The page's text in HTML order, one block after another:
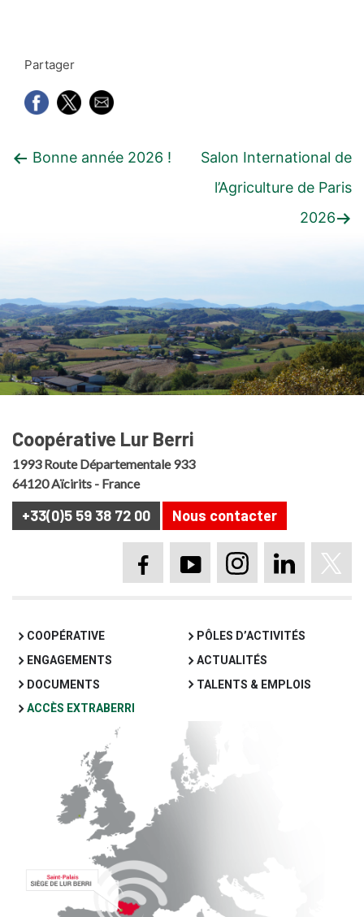
Partager
Navigation
Article
Bonne année 2026 !
Article
suivant
Salon International de
l’Agriculture de Paris
2026
Coopérative Lur Berri
1993 Route Départementale 933
64120 Aïcirits - France
+33(0)5 59 38 72 00 Nous contacter
Page Facebook Lur
ChaineCompte
Page
COOPÉRATIVE
PÔLES D’ACTIVITÉS
ENGAGEMENTS
ACTUALITÉS
DOCUMENTS
TALENTS & EMPLOIS
ACCÈS EXTRABERRI